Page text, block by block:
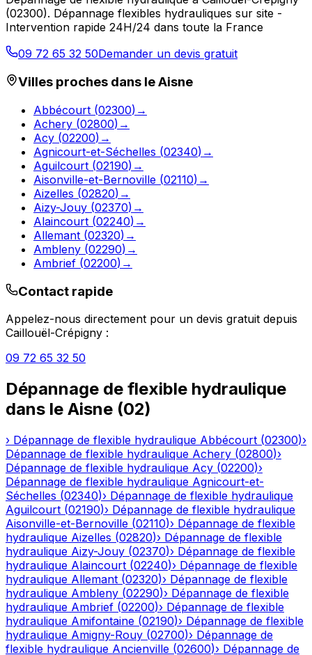
(02300). Dépannage flexibles hydrauliques sur site -
Intervention rapide 24H/24 dans toute la France
09 72 65 32 50Demander un devis gratuit
Villes proches dans leAisne
Abbécourt (02300) →
Achery (02800) →
Acy (02200) →
Agnicourt-et-Séchelles (02340) →
Aguilcourt (02190) →
Aisonville-et-Bernoville (02110) →
Aizelles (02820) →
Aizy-Jouy (02370) →
Alaincourt (02240) →
Allemant (02320) →
Ambleny (02290) →
Ambrief (02200) →
Contact rapide
Appelez-nous directement pour un devis gratuit depuis
Caillouël-Crépigny :
09 72 65 32 50
Dépannage de flexible hydraulique
dans le Aisne (02)
› Dépannage de flexible hydraulique Abbécourt (02300)›
Dépannage de flexible hydraulique Achery (02800)›
Dépannage de flexible hydraulique Acy (02200)›
Dépannage de flexible hydraulique Agnicourt-et-
Séchelles (02340)› Dépannage de flexible hydraulique
Aguilcourt (02190)› Dépannage de flexible hydraulique
Aisonville-et-Bernoville (02110)› Dépannage de flexible
hydraulique Aizelles (02820)› Dépannage de flexible
hydraulique Aizy-Jouy (02370)› Dépannage de flexible
hydraulique Alaincourt (02240)› Dépannage de flexible
hydraulique Allemant (02320)› Dépannage de flexible
hydraulique Ambleny (02290)› Dépannage de flexible
hydraulique Ambrief (02200)› Dépannage de flexible
hydraulique Amifontaine (02190)› Dépannage de flexible
hydraulique Amigny-Rouy (02700)› Dépannage de
flexible hydraulique Ancienville (02600)› Dépannage de